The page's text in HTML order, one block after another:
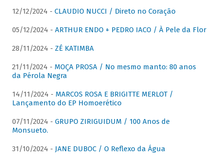
12/12/2024 - CLAUDIO NUCCI / Direto no Coração
05/12/2024 - ARTHUR ENDO + PEDRO IACO / À Pele da Flor
28/11/2024 - ZÉ KATIMBA
21/11/2024 - MOÇA PROSA / No mesmo manto: 80 anos
da Pérola Negra
14/11/2024 - MARCOS ROSA E BRIGITTE MERLOT /
Lançamento do EP Homoerético
07/11/2024 - GRUPO ZIRIGUIDUM / 100 Anos de
Monsueto.
31/10/2024 - JANE DUBOC / O Reflexo da Água